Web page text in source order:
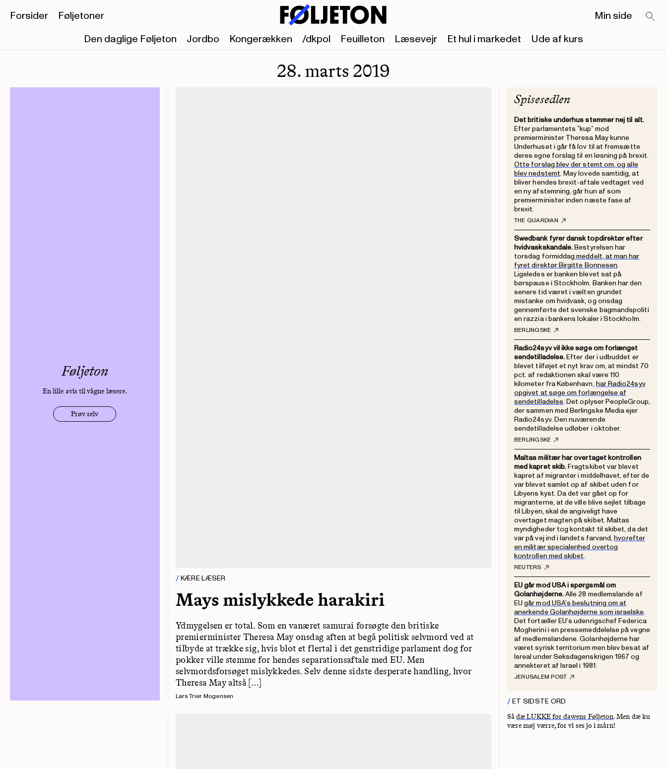
Forsider
Føljetoner
Den daglige Føljeton
Jordbo Kongerækken /dkpol Feuilleton Læsevejr Et hul i markedet Ude af kurs
Min side
28. marts 2019
Føljeton
En lille avis til vågne læsere.
Prøv selv
KÆRE LÆSER
Mays mislykkede harakiri
Ydmygelsen er total. Som en vanæret samurai forsøgte den britiske
premierminister Theresa May onsdag aften at begå politisk selvmord ved at
tilbyde at trække sig, hvis blot et flertal i det genstridige parlament dog for
pokker ville stemme for hendes separationsaftale med EU. Men
selvmordsforsøget mislykkedes. Selv denne sidste desperate handling, hvor
Theresa May altså […]
Lars Trier Mogensen
Spisesedlen
Det britiske underhus stemmer nej til alt.
Efter parlamentets ”kup” mod
premierminister Theresa May kunne
Underhuset i går få lov til at fremsætte
deres egne forslag til en løsning på brexit.
Otte forslag blev der stemt om, og alle
blev nedstemt. May lovede samtidig, at
bliver hendes brexit-aftale vedtaget ved
en ny afstemning, går hun af som
premierminister inden næste fase af
brexit.
THE GUARDIAN
Swedbank fyrer dansk topdirektør efter
hvidvaskskandale.Bestyrelsen har
torsdag formiddag meddelt, at man har
fyret direktør Birgitte Bonnesen.
Ligeledes er banken blevet sat på
børspause i Stockholm. Banken har den
senere tid været i vælten grundet
mistanke om hvidvask, og onsdag
gennemførte det svenske bagmandspoliti
en razzia i bankens lokaler i Stockholm.
BERLINGSKE
Radio24syv vil ikke søge om forlænget
sendetilladelse.Efter der i udbuddet er
blevet tilføjet et nyt krav om, at mindst 70
pct. af redaktionen skal være 110
kilometer fra København, har Radio24syv
opgivet at søge om forlængelse af
sendetilladelse. Det oplyser PeopleGroup,
der sammen med Berlingske Media ejer
Radio24syv. Den nuværende
sendetilladelse udløber i oktober.
BERLINGSKE
Maltas militær har overtaget kontrollen
med kapret skib.Fragtskibet var blevet
kapret af migranter i middelhavet, efter de
var blevet samlet op af skibet uden for
Libyens kyst. Da det var gået op for
migranterne, at de ville blive sejlet tilbage
til Libyen, skal de angiveligt have
overtaget magten på skibet. Maltas
myndigheder tog kontakt til skibet, da det
var på vej ind i landets farvand,hvorefter
en militær specialenhed overtog
kontrollen med skibet.
REUTERS
EU går mod USA i spørgsmål om
Golanhøjderne.Alle 28 medlemslande af
EUgår mod USA’s beslutning om at
anerkende Golanhøjderne som israelske.
Det fortæller EU’s udenrigschef Federica
Mogherini i en pressemeddelelse på vegne
af medlemslandene. Golanhøjderne har
været syrisk territorium men blev besat af
Isreal under Seksdagenskrigen 1967 og
annekteret af Israel i 1981.
JERUSALEM POST
ET SIDSTE ORD
Sådæ LUKKE for dawens Føljeton. Men dæ ku
være møj værre, for vi ses jo i mårn!